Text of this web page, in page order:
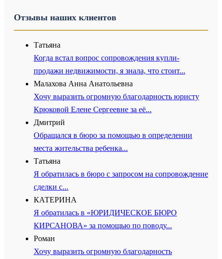
Отзывы наших клиентов
Татьяна
Когда встал вопрос сопровождения купли-
продажи недвижимости, я знала, что стоит...
Малахова Анна Анатольевна
Хочу выразить огромную благодарность юристу
Крюковой Елене Сергеевне за её...
Дмитрий
Обращался в бюро за помощью в определении
места жительства ребенка...
Татьяна
Я обратилась в бюро с запросом на сопровождение
сделки с...
КАТЕРИНА
Я обратилась в «ЮРИДИЧЕСКОЕ БЮРО
КИРСАНОВА» за помощью по поводу...
Роман
Хочу выразить огромную благодарность